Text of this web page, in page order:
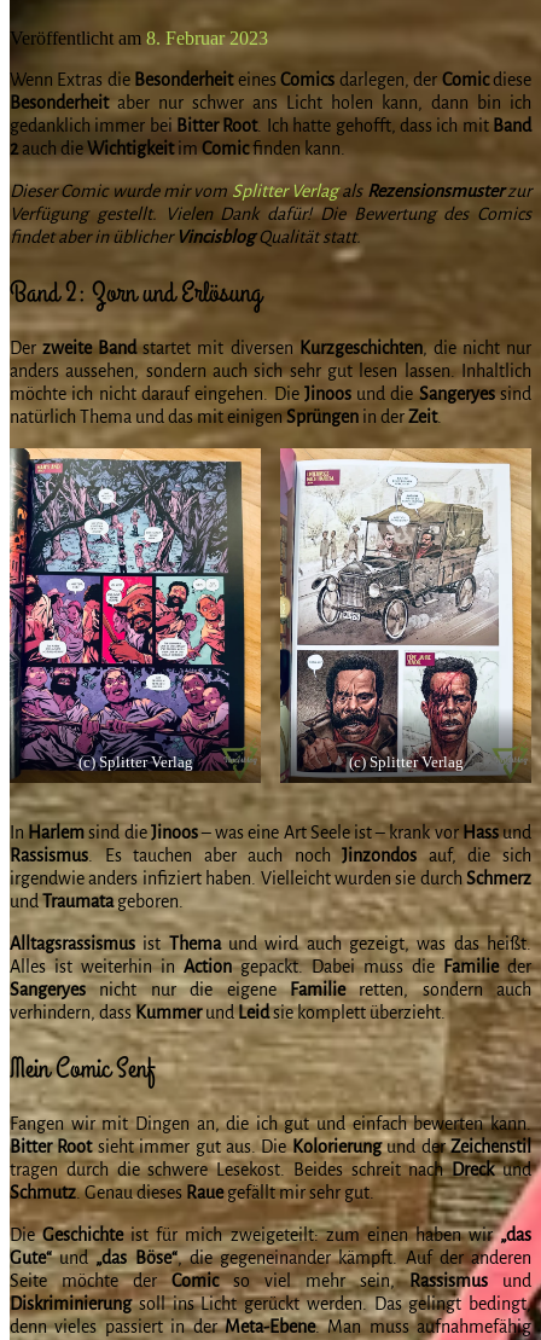
Veröffentlicht am 8. Februar 2023
Wenn Extras die BesonderheiteinesComics darlegen, der Comicdiese
Besonderheitaber nur schwer ans Licht holen kann, dann bin ich
gedanklich immer bei Bitter Root. Ich hatte gehofft, dass ich mit Band
2 auch dieWichtigkeitim Comicfinden kann.
Dieser Comic wurde mir vom Splitter Verlagals Rezensionsmusterzur
Verfügung gestellt. Vielen Dank dafür! Die Bewertung des Comics
findet aber in üblicher VincisblogQualität statt.
Band 2: Zorn und Erlösung
Derzweite Bandstartet mit diversen Kurzgeschichten, die nicht nur
anders aussehen, sondern auch sich sehr gut lesen lassen. Inhaltlich
möchte ich nicht darauf eingehen. Die Jinoosund dieSangeryessind
natürlich Thema und das mit einigenSprüngen in derZeit.
(c) Splitter Verlag (c) Splitter Verlag
In Harlemsind dieJinoos– was eine Art Seele ist – krank vor Hassund
Rassismus . Es tauchen aber auch nochJinzondos auf, die sich
irgendwie anders infiziert haben. Vielleicht wurden sie durchSchmerz
undTraumatageboren.
Alltagsrassismus istThemaund wird auch gezeigt, was das heißt.
Alles ist weiterhin in Actiongepackt. Dabei muss die Familieder
Sangeryesnicht nur die eigeneFamilieretten, sondern auch
verhindern, dassKummerundLeidsie komplett überzieht.
Mein Comic Senf
Fangen wir mit Dingen an, die ich gut und einfach bewerten kann.
Bitter Rootsieht immer gut aus. Die Kolorierungund derZeichenstil
tragen durch die schwere Lesekost. Beides schreit nachDreckund
Schmutz. Genau dieses Rauegefällt mir sehr gut.
DieGeschichteist für mich zweigeteilt: zum einen haben wir„das
Gute“und„das Böse“, die gegeneinander kämpft. Auf der anderen
Seite möchte der Comicso viel mehr sein,Rassismus und
Diskriminierungsoll ins Licht gerückt werden. Das gelingt bedingt,
denn vieles passiert in derMeta-Ebene. Man muss aufnahmefähig